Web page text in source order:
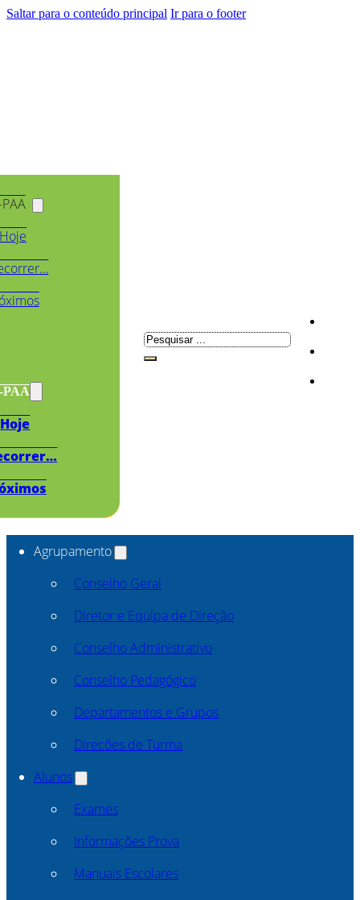
Saltar para o conteúdo principal Ir para o footer
PAA
Hoje
Pesquisar
Agrupamento
Conselho Geral
Diretor e Equipa de Direção
Conselho Administrativo
Conselho Pedagógico
Departamentos e Grupos
Direcões de Turma
Alunos
Exames
Informações Prova
Manuais Escolares